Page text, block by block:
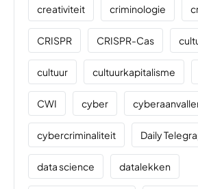
creativiteit criminologie
CRISPR CRISPR-Cas
cultuur cultuurkapitalisme
CWI cyber
cybercriminaliteit Daily
data science datalekken